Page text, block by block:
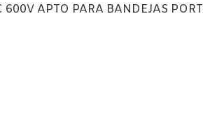
APTO PARA BANDEJAS